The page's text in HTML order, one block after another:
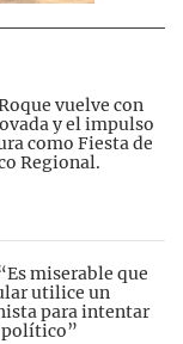
vuelve con
y el impulso
como Fiesta de
Regional.
miserable que
utilice un
para intentar